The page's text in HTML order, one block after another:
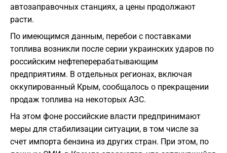
автозаправочных станциях, а цены продолжают
расти.
По имеющимся данным, перебои с поставками
топлива возникли после серии украинских ударов по
российским нефтеперерабатывающим
предприятиям. В отдельных регионах, включая
оккупированный Крым, сообщалось о прекращении
продаж топлива на некоторых АЗС.
На этом фоне российские власти предпринимают
меры для стабилизации ситуации, в том числе за
счет импорта бензина из других стран. При этом, по